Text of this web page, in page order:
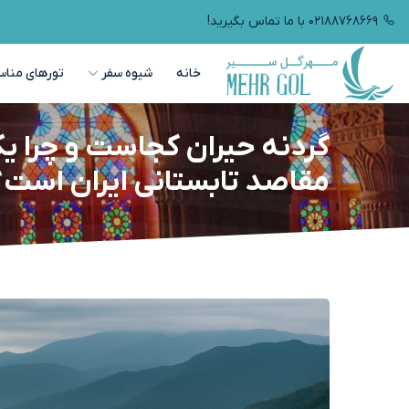
۰۲۱۸۸۷۶۸۶۶۹ با ما تماس بگیرید!
خانه شیوه سفر تورهای
گردنه حیران کجاست و چرا
مقاصد تابستانی ایران